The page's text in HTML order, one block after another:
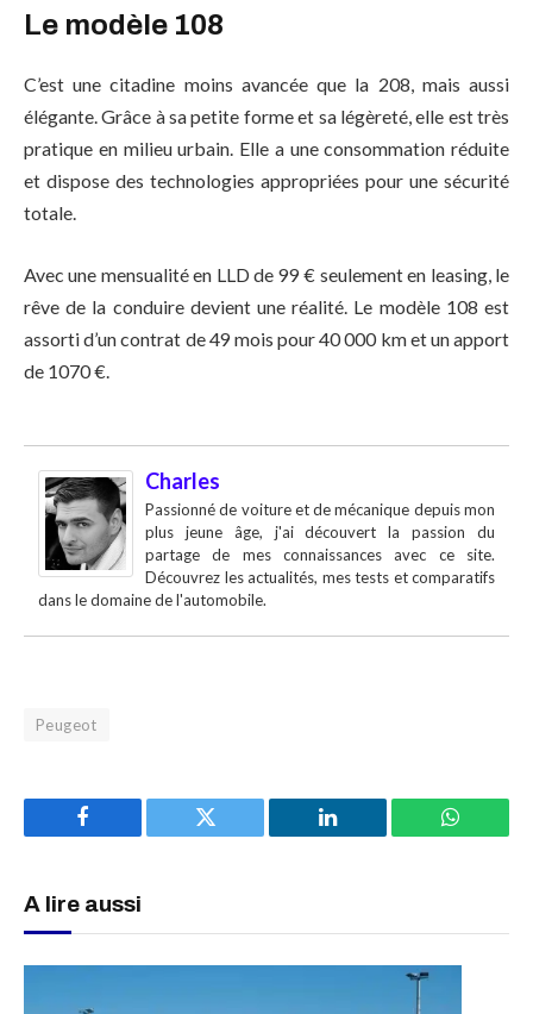
Le modèle 108
C’est une citadine moins avancée que la 208, mais aussi
élégante. Grâce à sa petite forme et sa légèreté, elle est très
pratique en milieu urbain. Elle a une consommation réduite
et dispose des technologies appropriées pour une sécurité
totale.
Avec une mensualité en LLD de 99 € seulement en leasing, le
rêve de la conduire devient une réalité. Le modèle 108 est
assorti d’un contrat de 49 mois pour 40 000 km et un apport
de 1070 €.
Charles
Passionné de voiture et de mécanique depuis mon
plus jeune âge, j'ai découvert la passion du
partage de mes connaissances avec ce site.
Découvrez les actualités, mes tests et comparatifs
dans le domaine de l'automobile.
Peugeot
Facebook Twitter LinkedIn
A lire aussi